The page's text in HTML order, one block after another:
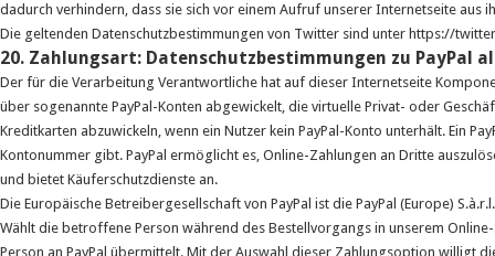
dadurch verhindern, dass sie sich vor einem Aufruf unserer Internetseite aus
Die geltenden Datenschutzbestimmungen von Twitter sind unter https://
20. Zahlungsart: Datenschutzbestimmungen zu PayPal
Der für die Verarbeitung Verantwortliche hat auf dieser Internetseite
über sogenannte PayPal-Konten abgewickelt, die virtuelle Privat- oder
Kreditkarten abzuwickeln, wenn ein Nutzer kein PayPal-Konto unterhält. Ein
Kontonummer gibt. PayPal ermöglicht es, Online-Zahlungen an Dritte
und bietet Käuferschutzdienste an.
Die Europäische Betreibergesellschaft von PayPal ist die PayPal (Europe)
Wählt die betroffene Person während des Bestellvorgangs in unserem
Person an PayPal übermittelt. Mit der Auswahl dieser Zahlungsoption